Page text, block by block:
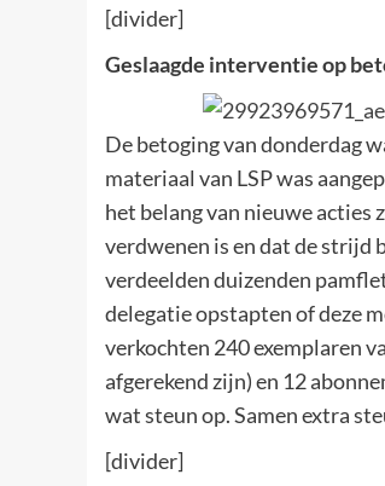
[divider]
Geslaagde interventie op
De betoging van donderdag
materiaal van LSP was
het belang van nieuwe acties
verdwenen is en dat de strijd
verdeelden duizenden
delegatie opstapten of deze
verkochten 240 exemplaren
afgerekend zijn) en 12
wat steun op. Samen extra
[divider]